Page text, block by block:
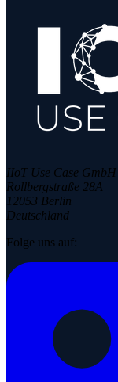
IIoT Use Case GmbH
Rollbergstraße 28A
12053 Berlin
Deutschland
Folge uns auf: